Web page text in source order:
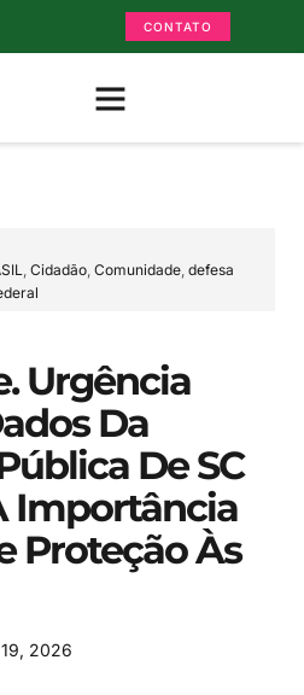
CONTATO
, Cidadão, Comunidade, defesa
Urgência
Da
De SC
Importância
Proteção Às
2026